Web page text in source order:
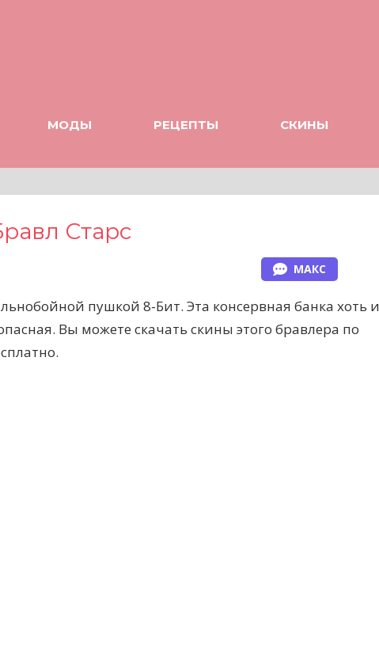
МОДЫ РЕЦЕПТЫ СКИНЫ
Старс
МАКС
пушкой 8-Бит. Эта консервная банка хоть и
Вы можете скачать скины этого бравлера по